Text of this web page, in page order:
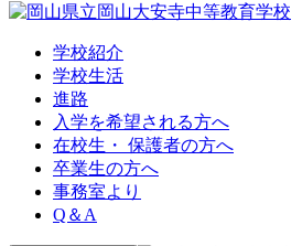
学校紹介
学校生活
進路
入学を希望される方へ
在校生・ 保護者の方へ
卒業生の方へ
事務室より
Q＆A